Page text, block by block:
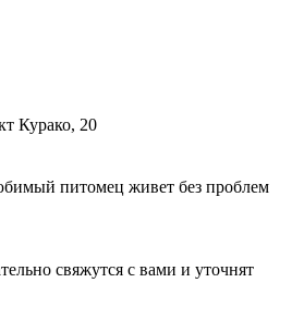
Курако, 20
питомец живет без проблем
свяжутся с вами и уточнят